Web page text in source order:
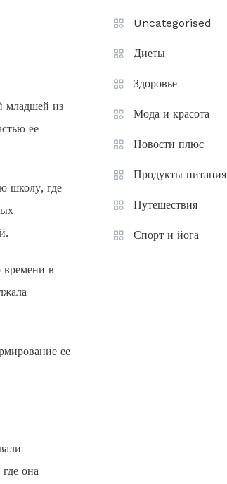
младшей из
ее
школу, где
времени в
ее
она
Uncategorised
Диеты
Здоровье
Мода и красота
Новости плюс
Продукты питания
Путешествия
Спорт и йога